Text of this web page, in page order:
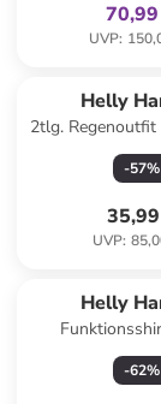
UVP:
Helly
2tlg. Regenoutfit
in
-57%
UVP:
Helly
Summer"
-62%